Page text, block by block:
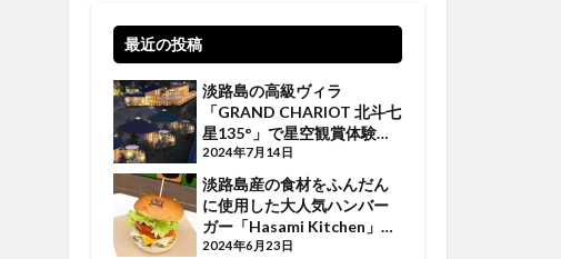
最近の投稿
淡路島の高級ヴィラ
「GRAND CHARIOT 北斗七
星135°」で星空観賞体験が
開催【淡路島話題】
2024年7月14日
淡路島産の食材をふんだん
に使用した大人気ハンバー
ガー「Hasami Kitchen」
【淡路島グルメ】
2024年6月23日